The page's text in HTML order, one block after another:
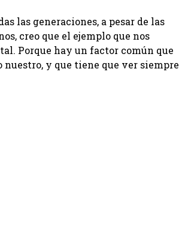
las generaciones, a pesar de las
creo que el ejemplo que nos
Porque hay un factor común que
y que tiene que ver siempre